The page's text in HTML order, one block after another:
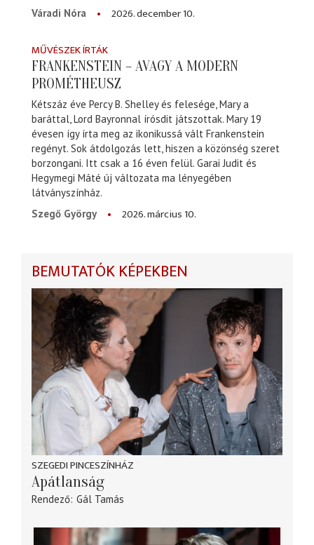
Váradi Nóra
2026. december 10.
MŰVÉSZEK ÍRTÁK
FRANKENSTEIN – AVAGY A MODERN
PROMÉTHEUSZ
Kétszáz éve Percy B. Shelley és felesége, Mary a
baráttal, Lord Bayronnal írósdit játszottak. Mary 19
évesen így írta meg az ikonikussá vált Frankenstein
regényt. Sok átdolgozás lett, hiszen a közönség szeret
borzongani. Itt csak a 16 éven felül. Garai Judit és
Hegymegi Máté új változata ma lényegében
látványszínház.
Szegő György
2026. március 10.
BEMUTATÓK KÉPEKBEN
SZEGEDI PINCESZÍNHÁZ
Apátlanság
Rendező Gál Tamás